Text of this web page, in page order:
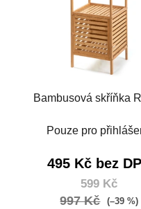
Bambusová skříňka
Pouze pro
495 Kč bez
599 Kč
997 Kč
(–39 %)